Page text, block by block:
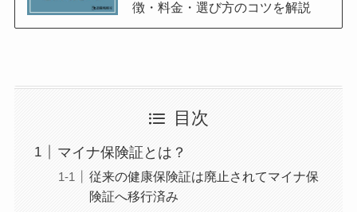
徴・料金・選び方のコツを解説
目次
マイナ保険証とは？
従来の健康保険証は廃止されてマイナ保
険証へ移行済み